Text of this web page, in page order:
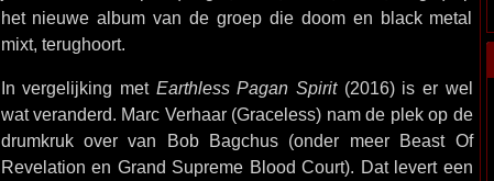
het nieuwe album van de groep die doom en black metal
mixt, terughoort.
In vergelijking met Earthless Pagan Spirit(2016) is er wel
wat veranderd. Marc Verhaar (Graceless) nam de plek op de
drumkruk over van Bob Bagchus (onder meer Beast Of
Revelation en Grand Supreme Blood Court). Dat levert een